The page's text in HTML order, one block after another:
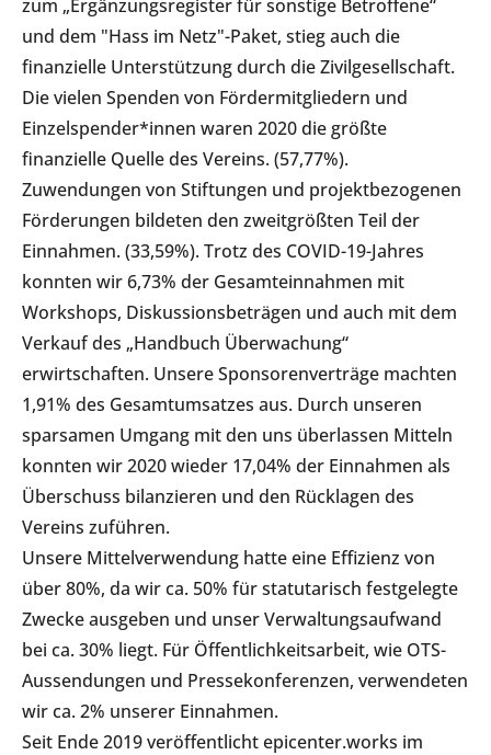
zum „Ergänzungsregister für sonstige Betroffene“
und dem "Hass im Netz"-Paket, stieg auch die
finanzielle Unterstützung durch die Zivilgesellschaft.
Die vielen Spenden von Fördermitgliedern und
Einzelspender*innen waren 2020 die größte
finanzielle Quelle des Vereins. (57,77%).
Zuwendungen von Stiftungen und projektbezogenen
Förderungen bildeten den zweitgrößten Teil der
Einnahmen. (33,59%). Trotz des COVID-19-Jahres
konnten wir 6,73% der Gesamteinnahmen mit
Workshops, Diskussionsbeträgen und auch mit dem
Verkauf des „Handbuch Überwachung“
erwirtschaften. Unsere Sponsorenverträge machten
1,91% des Gesamtumsatzes aus. Durch unseren
sparsamen Umgang mit den uns überlassen Mitteln
konnten wir 2020 wieder 17,04% der Einnahmen als
Überschuss bilanzieren und den Rücklagen des
Vereins zuführen.
Unsere Mittelverwendung hatte eine Effizienz von
über 80%, da wir ca. 50% für statutarisch festgelegte
Zwecke ausgeben und unser Verwaltungsaufwand
bei ca. 30% liegt. Für Öffentlichkeitsarbeit, wie OTS-
Aussendungen und Pressekonferenzen, verwendeten
wir ca. 2% unserer Einnahmen.
Seit Ende 2019 veröffentlicht epicenter.works im